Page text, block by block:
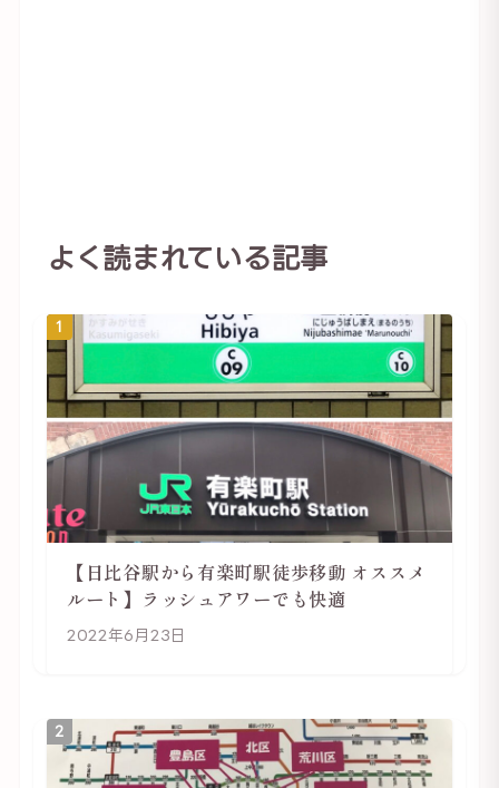
よく読まれている記事
1
【日比谷駅から有楽町駅徒歩移動 オススメ
ルート】ラッシュアワーでも快適
2022年6月23日
2